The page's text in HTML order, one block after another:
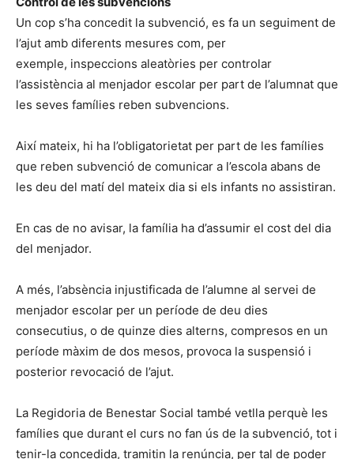
Un cop s’ha concedit la subvenció, es fa un seguiment de
l’ajut amb diferents mesures com, per
exemple, inspeccions aleatòries per controlar
l’assistència al menjador escolar per part de l’alumnat que
les seves famílies reben subvencions.
Així mateix, hi ha l’obligatorietat per part de les famílies
que reben subvenció de comunicar a l’escola abans de
les deu del matí del mateix dia si els infants no assistiran.
En cas de no avisar, la família ha d’assumir el cost del dia
del menjador.
A més, l’absència injustificada de l’alumne al servei de
menjador escolar per un període de deu dies
consecutius, o de quinze dies alterns, compresos en un
període màxim de dos mesos, provoca la suspensió i
posterior revocació de l’ajut.
La Regidoria de Benestar Social també vetlla perquè les
famílies que durant el curs no fan ús de la subvenció, tot i
tenir-la concedida, tramitin la renúncia, per tal de poder